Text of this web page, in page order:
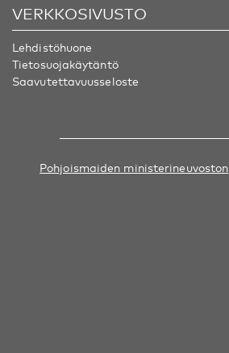
VERKKOSIVUSTO
Lehdistöhuone
Tietosuojakäytäntö
Saavutettavuusseloste
Pohjoismaiden ministerineuvoston